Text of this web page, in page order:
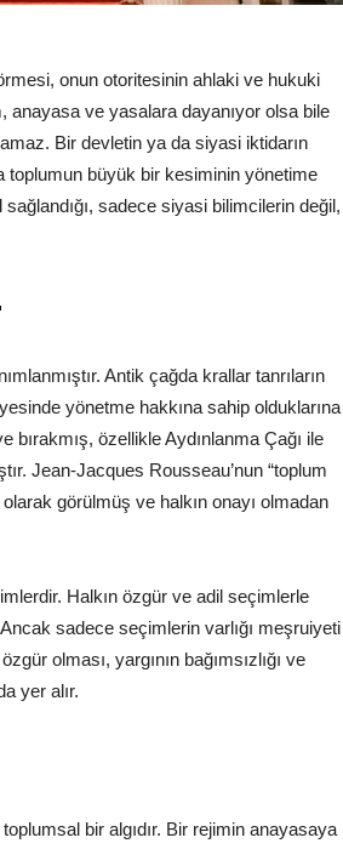
onun otoritesinin ahlaki ve hukuki
anayasa ve yasalara dayanıyor olsa bile
Bir devletin ya da siyasi iktidarın
toplumun büyük bir kesiminin yönetime
sadece siyasi bilimcilerin değil,
Antik çağda krallar tanrıların
yönetme hakkına sahip olduklarına
bırakmış, özellikle Aydınlanma Çağı ile
Jean-Jacques Rousseau’nun “toplum
görülmüş ve halkın onayı olmadan
Halkın özgür ve adil seçimlerle
sadece seçimlerin varlığı meşruiyeti
olması, yargının bağımsızlığı ve
yer alır.
bir algıdır. Bir rejimin anayasaya